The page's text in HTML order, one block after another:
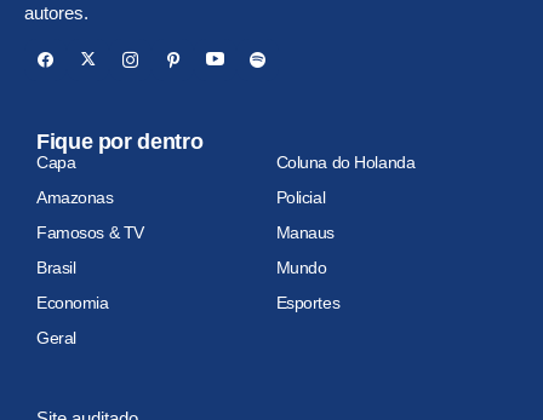
autores.
Fique por dentro
Capa
Coluna do Holanda
Amazonas
Policial
Famosos & TV
Manaus
Brasil
Mundo
Economia
Esportes
Geral